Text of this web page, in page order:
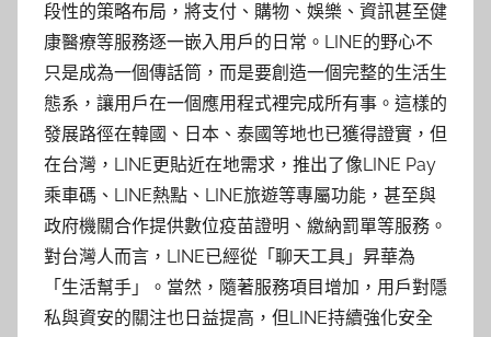
段性的策略布局，將支付、購物、娛樂、資訊甚至健
康醫療等服務逐一嵌入用戶的日常。LINE的野心不
只是成為一個傳話筒，而是要創造一個完整的生活生
態系，讓用戶在一個應用程式裡完成所有事。這樣的
發展路徑在韓國、日本、泰國等地也已獲得證實，但
在台灣，LINE更貼近在地需求，推出了像LINE Pay
乘車碼、LINE熱點、LINE旅遊等專屬功能，甚至與
政府機關合作提供數位疫苗證明、繳納罰單等服務。
對台灣人而言，LINE已經從「聊天工具」昇華為
「生活幫手」。當然，隨著服務項目增加，用戶對隱
私與資安的關注也日益提高，但LINE持續強化安全